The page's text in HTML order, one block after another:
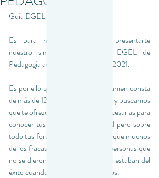
Guía EGEL de Pedagogía
Es para nosotros un honor presentarte
nuestro simulador de examen EGEL de
Pedagogía actualizado para el año 2021.
Es por ello que el simulador de examen consta
de más de 120 preguntas prácticas y buscamos
que te ofrezca las herramientas necesarias para
conocer tus áreas de oportunidad pero sobre
todo tus fortalezas, pues creemos que muchos
de los fracasos de la vida son de personas que
no se dieron cuenta de cuán cerca estaban del
éxito cuando se dieron por vencidos.